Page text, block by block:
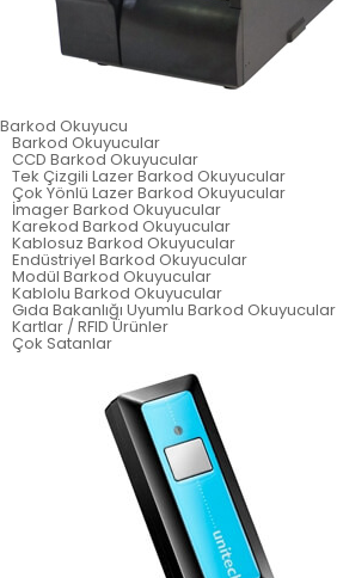
Barkod Okuyucu
Barkod Okuyucular
CCD Barkod Okuyucular
Tek Çizgili Lazer Barkod Okuyucular
Çok Yönlü Lazer Barkod Okuyucular
İmager Barkod Okuyucular
Karekod Barkod Okuyucular
Kablosuz Barkod Okuyucular
Endüstriyel Barkod Okuyucular
Modül Barkod Okuyucular
Kablolu Barkod Okuyucular
Gıda Bakanlığı Uyumlu Barkod Okuyucular
Kartlar / RFID Ürünler
Çok Satanlar